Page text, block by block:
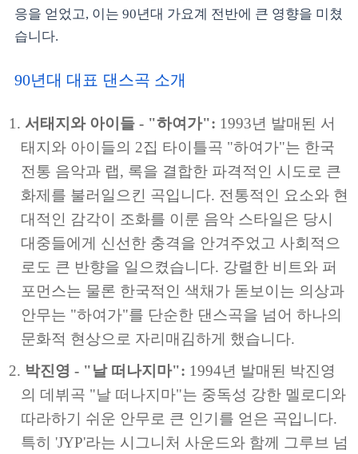
응을 얻었고, 이는 90년대 가요계 전반에 큰 영향을 미쳤
습니다.
90년대 대표 댄스곡 소개
서태지와 아이들 - "하여가": 1993년 발매된 서
태지와 아이들의 2집 타이틀곡 "하여가"는 한국
전통 음악과 랩, 록을 결합한 파격적인 시도로 큰
화제를 불러일으킨 곡입니다. 전통적인 요소와 현
대적인 감각이 조화를 이룬 음악 스타일은 당시
대중들에게 신선한 충격을 안겨주었고 사회적으
로도 큰 반향을 일으켰습니다. 강렬한 비트와 퍼
포먼스는 물론 한국적인 색채가 돋보이는 의상과
안무는 "하여가"를 단순한 댄스곡을 넘어 하나의
문화적 현상으로 자리매김하게 했습니다.
박진영 - "날 떠나지마": 1994년 발매된 박진영
의 데뷔곡 "날 떠나지마"는 중독성 강한 멜로디와
따라하기 쉬운 안무로 큰 인기를 얻은 곡입니다.
특히 'JYP'라는 시그니처 사운드와 함께 그루브 넘